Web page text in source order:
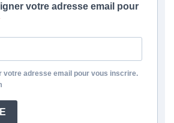
votre adresse email pour
votre adresse email pour vous inscrire.